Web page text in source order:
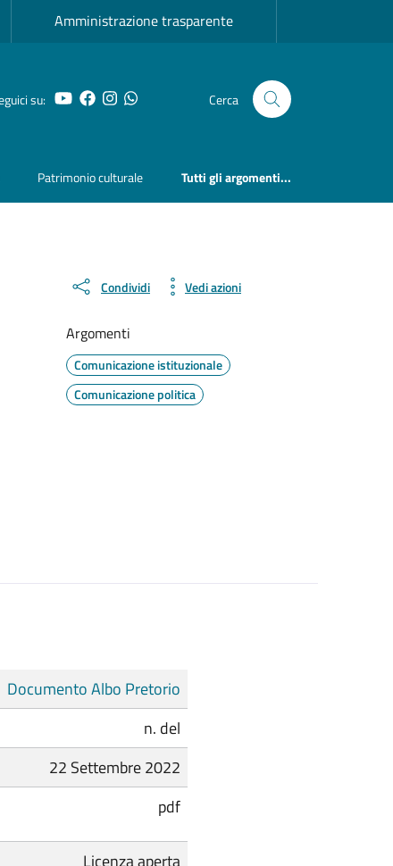
Amministrazione trasparente
su: YouTube
Facebook
Instagram
Whatsapp Cerca
Patrimonio culturale Tutti gli argomenti...
Condividi Vedi azioni
Argomenti
Comunicazione istituzionale
Comunicazione politica
Documento Albo Pretorio
n. del
22 Settembre 2022
pdf